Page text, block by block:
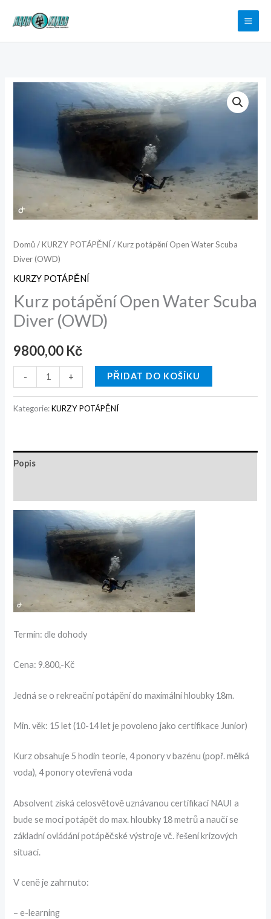
obsah
Domů/KURZY POTÁPĚNÍ / Kurz potápění Open Water Scuba
Diver (OWD)
KURZY POTÁPĚNÍ
Kurz potápění Open Water Scuba
Diver (OWD)
9800,00 Kč
-
Diver
množství
+ PŘIDAT DO KOŠÍKU
Kategorie:KURZY POTÁPĚNÍ
Popis
Termín: dle dohody
Cena: 9.800,-Kč
Jedná se o rekreační potápění do maximální hloubky 18m.
Min. věk: 15 let (10-14 let je povoleno jako certifikace Junior)
Kurz obsahuje 5 hodin teorie, 4 ponory v bazénu (popř. mělká
voda), 4 ponory otevřená voda
Absolvent získá celosvětově uznávanou certifikaci NAUI a
bude se moci potápět do max. hloubky 18 metrů a naučí se
základní ovládání potápěčské výstroje vč. řešení krizových
situací.
V ceně je zahrnuto:
– e-learning